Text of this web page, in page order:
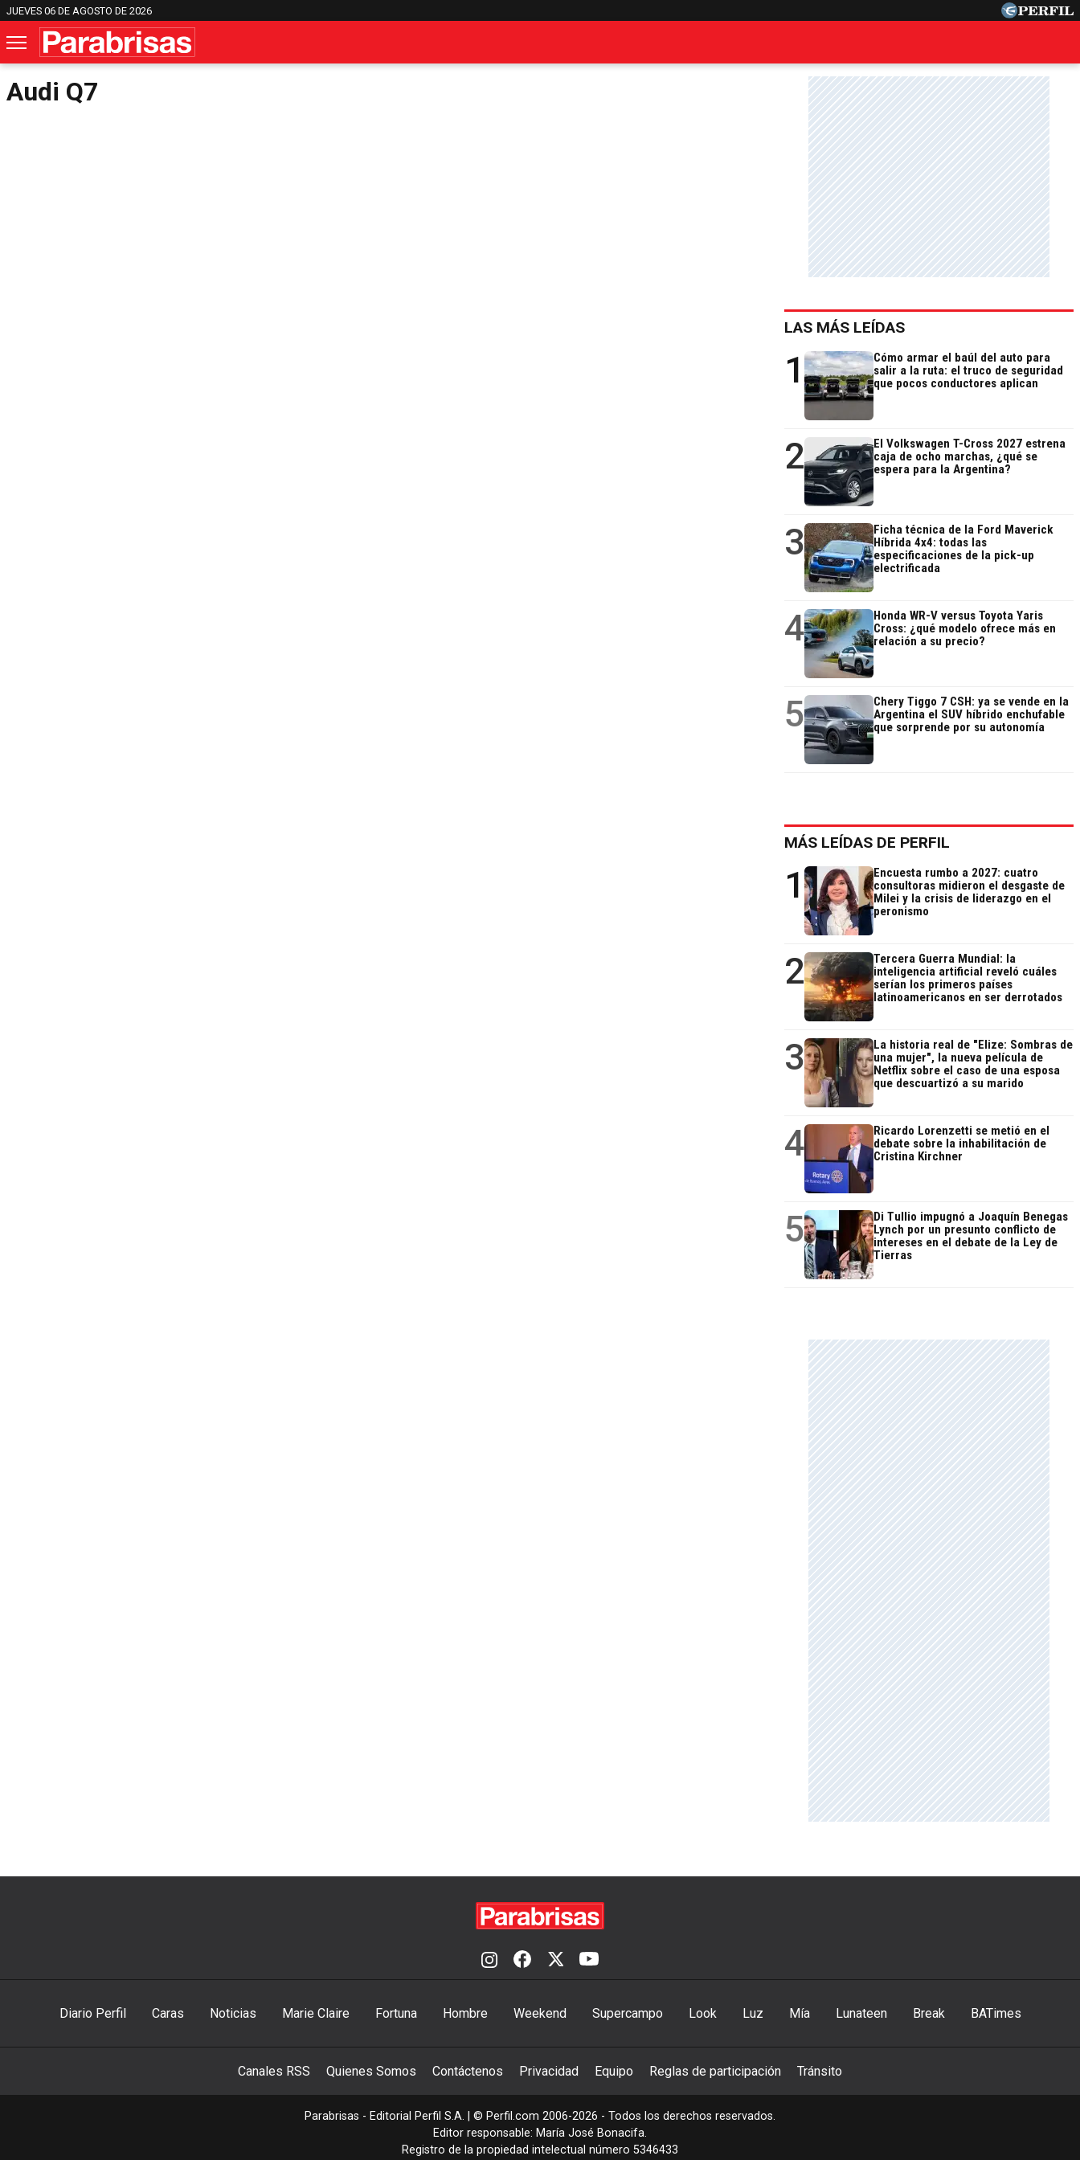
JUEVES 06 DE AGOSTO DE 2026
Audi Q7
LAS MÁS LEÍDAS
1
Cómo armar el baúl del auto para
salir a la ruta: el truco de seguridad
que pocos conductores aplican
2
El Volkswagen T-Cross 2027 estrena
caja de ocho marchas, ¿qué se
espera para la Argentina?
3
Ficha técnica de la Ford Maverick
Híbrida 4x4: todas las
especificaciones de la pick-up
electrificada
4
Honda WR-V versus Toyota Yaris
Cross: ¿qué modelo ofrece más en
relación a su precio?
5
Chery Tiggo 7 CSH: ya se vende en la
Argentina el SUV híbrido enchufable
que sorprende por su autonomía
MÁS LEÍDAS DE PERFIL
1
Encuesta rumbo a 2027: cuatro
consultoras midieron el desgaste de
Milei y la crisis de liderazgo en el
peronismo
2
Tercera Guerra Mundial: la
inteligencia artificial reveló cuáles
serían los primeros países
latinoamericanos en ser derrotados
3
La historia real de "Elize: Sombras de
una mujer", la nueva película de
Netflix sobre el caso de una esposa
que descuartizó a su marido
4
Ricardo Lorenzetti se metió en el
debate sobre la inhabilitación de
Cristina Kirchner
5
Di Tullio impugnó a Joaquín Benegas
Lynch por un presunto conflicto de
intereses en el debate de la Ley de
Tierras
Diario Perfil Caras Noticias Marie Claire Fortuna Hombre Weekend Supercampo Look Luz Mía Lunateen Break BATimes
Canales RSS Quienes Somos Contáctenos Privacidad Equipo Reglas de participación Tránsito
Parabrisas - Editorial Perfil S.A. | © Perfil.com 2006-2026 - Todos los derechos reservados.
Editor responsable: María José Bonacifa.
Registro de la propiedad intelectual número 5346433